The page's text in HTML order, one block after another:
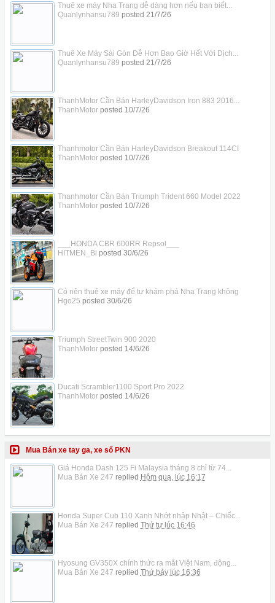
Thuê xe máy Nha Trang dễ dàng hơn nếu bạn biết...
Quanlynhansu789 posted 21/7/26
Thuê Xe Máy Sài Gòn Dễ Hơn Bao Giờ Hết Với Dịch...
Quanlynhansu789 posted 21/7/26
ThanhMotor Cần Bán HarleyDavidson Iron 883 2016...
ThanhMotorposted 10/7/26
Thanhmotor Cần Bán HarleyDavidson Breakout 114CI
ThanhMotorposted 10/7/26
Thanhmotor Cần Bán Triumph Trident 660 Model 2022
ThanhMotorposted 10/7/26
___HONDA CBR 600RR Repsol___
HITMEN_Bi posted 30/6/26
Có nên thuê xe máy để tự khám phá Nha Trang không
Hgo25 posted 30/6/26
Triumph StreetTwin 900 2020
ThanhMotorposted 14/6/26
Ducati Scrambler1100 Sport Pro 2022
ThanhMotorposted 14/6/26
Mua Bán xe tay ga, xe số PKN
Giá Honda Dash 125 Fi Malaysia tháng 8 chỉ từ 74...
Mua Bán Xe 247 replied Hôm qua, lúc 16:17
Honda Super Cub 110 Xanh Nhớt nhập Nhật – Chiếc...
Mua Bán Xe 247 replied Thứ tư lúc 16:46
Hyosung GV350X chính thức ra mắt Việt Nam, động...
Mua Bán Xe 247 replied Thứ bảy lúc 16:36